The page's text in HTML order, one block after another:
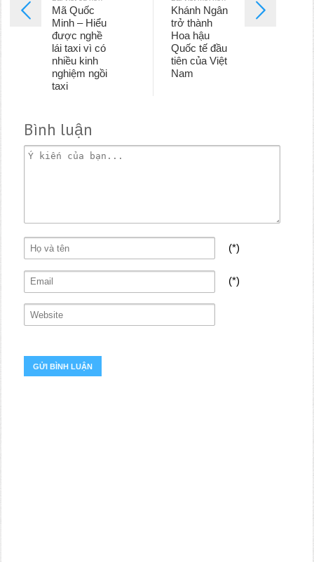
Mã Quốc
Minh – Hiểu
được nghề
lái taxi vì có
nhiều kinh
nghiệm ngồi
taxi
Khánh Ngân
trở thành
Hoa hậu
Quốc tế đầu
tiên của Việt
Nam
Bình luận
(*)
(*)